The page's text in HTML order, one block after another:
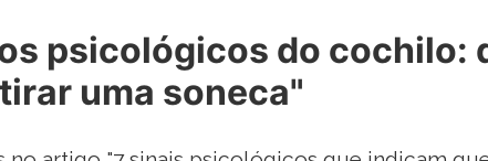
psicológicos do cochilo:
uma soneca"